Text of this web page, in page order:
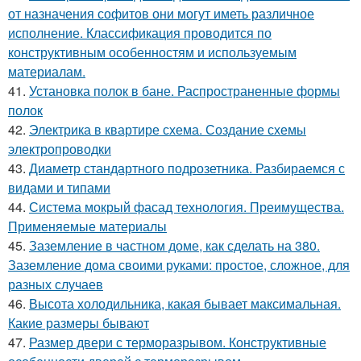
от назначения софитов они могут иметь различное
исполнение. Классификация проводится по
конструктивным особенностям и используемым
материалам.
41. Установка полок в бане. Распространенные формы
полок
42. Электрика в квартире схема. Создание схемы
электропроводки
43. Диаметр стандартного подрозетника. Разбираемся с
видами и типами
44. Система мокрый фасад технология. Преимущества.
Применяемые материалы
45. Заземление в частном доме, как сделать на 380.
Заземление дома своими руками: простое, сложное, для
разных случаев
46. Высота холодильника, какая бывает максимальная.
Какие размеры бывают
47. Размер двери с терморазрывом. Конструктивные